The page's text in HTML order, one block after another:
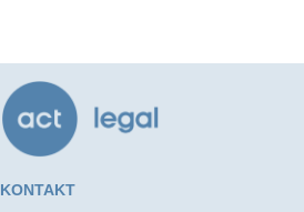
KONTAKT